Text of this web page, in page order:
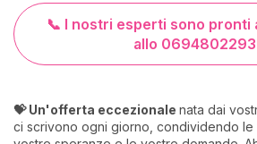
📞 I nostri esperti sono pronti
allo 0694802293
💝 Un'offerta eccezionale nata dai
ci scrivono ogni giorno, condividendo le